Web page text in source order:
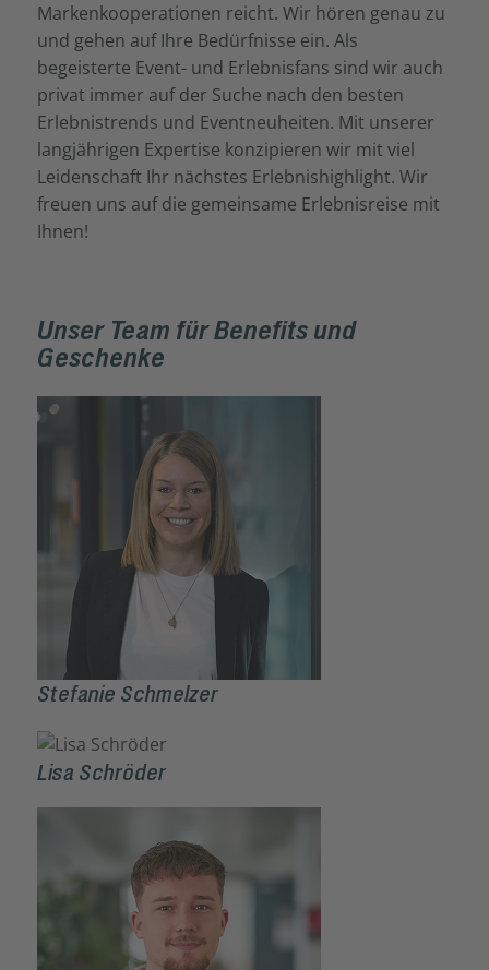
Markenkooperationen reicht. Wir hören genau zu
und gehen auf Ihre Bedürfnisse ein. Als
begeisterte Event- und Erlebnisfans sind wir auch
privat immer auf der Suche nach den besten
Erlebnistrends und Eventneuheiten. Mit unserer
langjährigen Expertise konzipieren wir mit viel
Leidenschaft Ihr nächstes Erlebnishighlight. Wir
freuen uns auf die gemeinsame Erlebnisreise mit
Ihnen!
Unser Team für Benefits und
Geschenke
Stefanie Schmelzer
Lisa Schröder